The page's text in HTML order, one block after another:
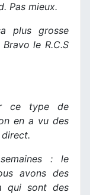
Pas mieux.
plus grosse
le R.C.S
ce type de
en a vu des
: le
avons des
qui sont des